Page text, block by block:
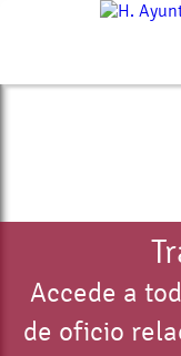
Accede a
de oficio